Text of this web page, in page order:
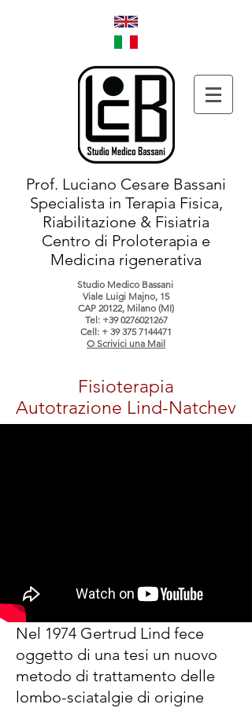
Prof. Luciano Cesare Bassani
Specialista in Terapia Fisica,
Riabilitazione & Fisiatria
Centro di Proloterapia e
Medicina rigenerativa
Studio Medico Bassani
Viale Luigi Majno, 15
CAP 20122, Milano (MI)
Tel: +39 0276021267
Cell: + 39 375 7144471
O Scrivici una Mail
Fisioterapia
Autotrazione Lind-Natchev
Nel 1974 Gertrud Lind fece
oggetto di una tesi un nuovo
metodo di trattamento delle
lombo-sciatalgie di origine